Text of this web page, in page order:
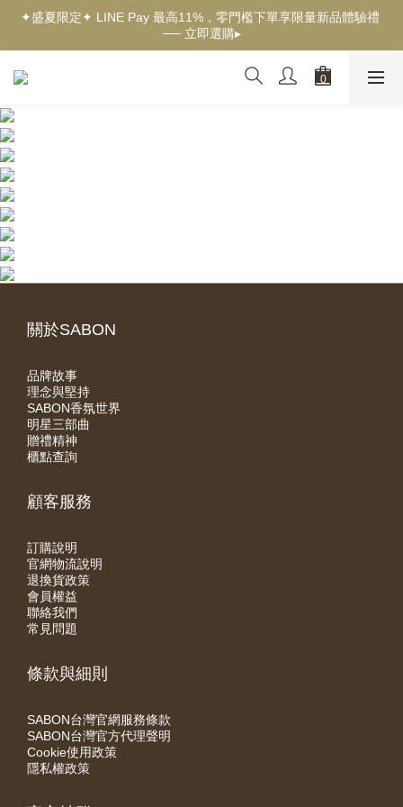
✦新客獨享✦ 首購輸入【welcome】滿$500現折$100 ── 立即選
購▸
✦盛夏限定✦ LINE Pay 最高11%，零門檻下單享限量新品體驗禮
── 立即選購▸
✦New✦ 熱帶果嶼限量系列，沉浸夏日慢旅時光 ── 立即探索▸
關於SABON
品牌故事
理念與堅持
SABON香氛世界
明星三部曲
贈禮精神
櫃點查詢
顧客服務
訂購說明
官網物流說明
退換貨政策
會員權益
聯絡我們
常見問題
條款與細則
SABON台灣官網服務條款
SABON台灣官方代理聲明
Cookie使用政策
隱私權政策